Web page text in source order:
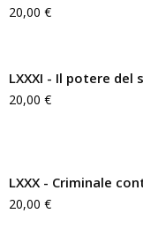
20,00 €
LXXXI - Il potere del
20,00 €
LXXX - Criminale
20,00 €